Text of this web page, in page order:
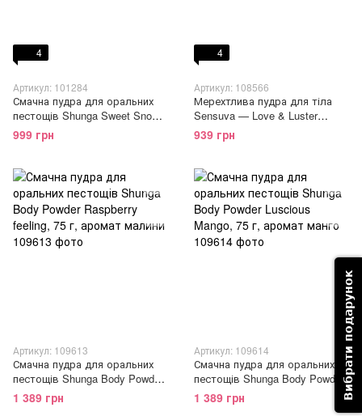
4
Артикул: 101284
Смачна пудра для оральних
пестощів Shunga Sweet Snow
Body Powder – Honey of the
Nymphs (228 гр)
999 грн
4
Артикул: 108566
Мерехтлива пудра для тіла
Sensuva — Love & Luster
Kissable Diamond Dust (19 г)
їстівна, без цукру
939 грн
Артикул: 109613
Смачна пудра для оральних
пестощів Shunga Body Powder
Raspberry feeling, 75 г, аромат
малини
1 389 грн
Артикул: 109614
Смачна пудра для оральних
пестощів Shunga Body Powder
Luscious Mango, 75 г, аромат
манго
1 389 грн Вибрати подарунок